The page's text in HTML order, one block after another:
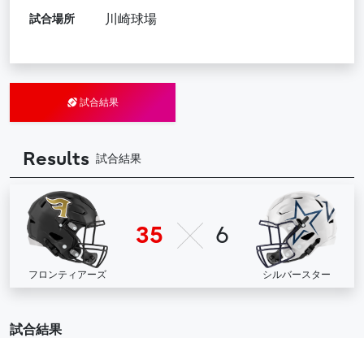
試合場所 川崎球場
試合結果
Results 試合結果
フロンティアーズ
35 6
シルバースター
試合結果